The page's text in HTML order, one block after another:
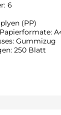
6
(PP)
Gummizug
250 Blatt